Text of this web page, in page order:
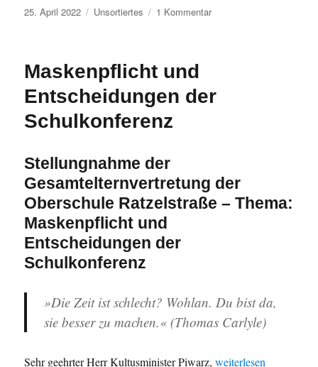
Veröffentlicht
25. April 2022 Kategorien
Unsortiertes 1 Kommentarzu
Maskenpflicht und
Entscheidungen der
Schulkonferenz
Stellungnahme der
Gesamtelternvertretung der
Oberschule Ratzelstraße –Thema:
Maskenpflicht und
Entscheidungen der
Schulkonferenz
»Die Zeit ist schlecht? Wohlan. Du bist da,
sie besser zu machen.« (Thomas Carlyle)
Sehr geehrter Herr Kultusminister Piwarz,„Maskenpflicht und
weiterlesen